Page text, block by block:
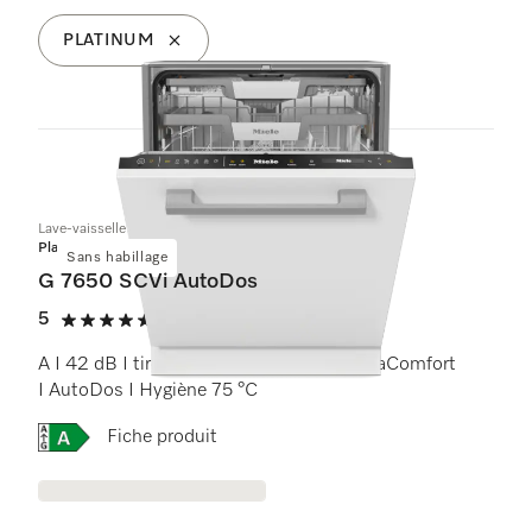
PLATINUM
12 Produits
Sans habillage
Lave-vaisselle totalement intégrable
Platinum
G 7650 SCVi AutoDos
5
5 étoiles sur 5
A I 42 dB I tiroir à couverts I paniers ExtraComfort
I AutoDos I Hygiène 75 °C
Online Label Flag, Etiquette énergétique
Fiche produit